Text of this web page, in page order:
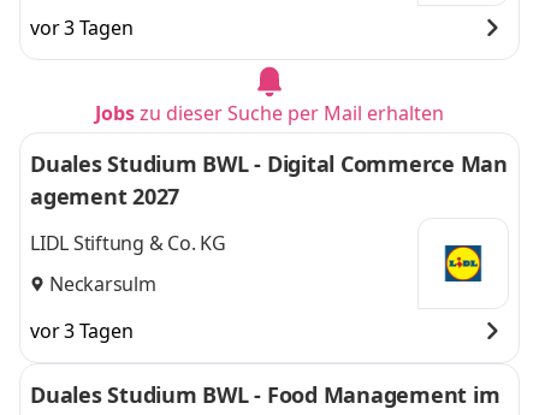
vor 3 Tagen
Jobszu dieser Suche per Mail erhalten
Duales Studium BWL - Digital Commerce Man
agement 2027
LIDL Stiftung & Co. KG
Neckarsulm
vor 3 Tagen
Duales Studium BWL - Food Management im